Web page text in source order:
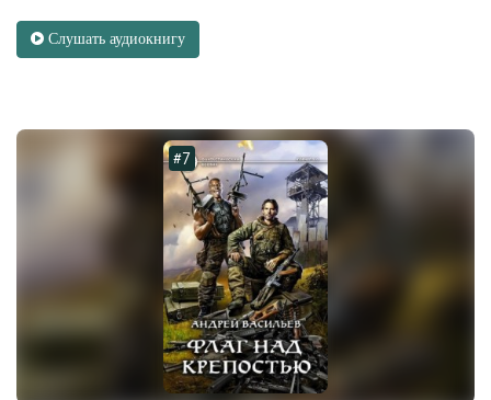
Слушать аудиокнигу
#7